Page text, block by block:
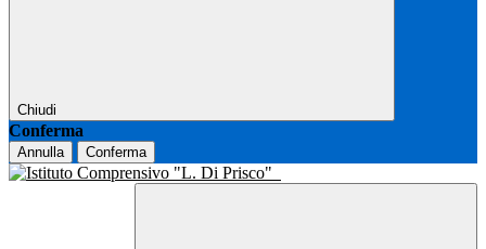
Chiudi
Conferma
Annulla Conferma